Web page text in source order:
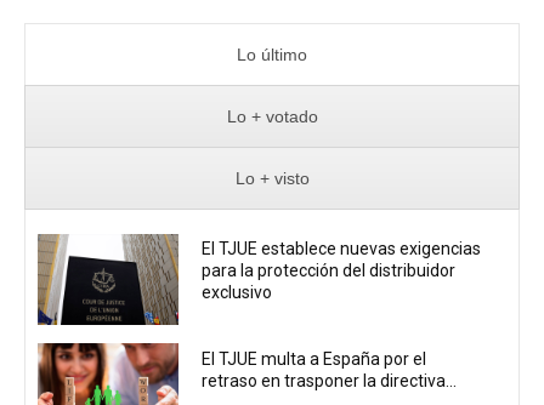
Lo último
Lo + votado
Lo + visto
El TJUE establece nuevas exigencias
para la protección del distribuidor
exclusivo
El TJUE multa a España por el
retraso en trasponer la directiva...